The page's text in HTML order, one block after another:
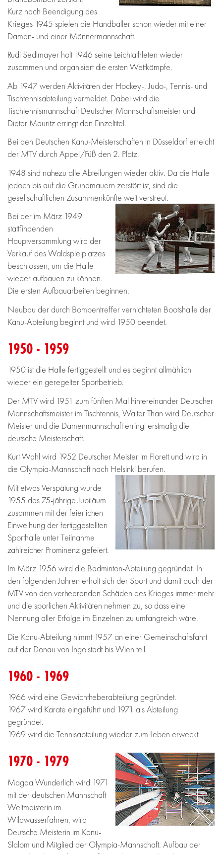
Kurz nach Beendigung des
Krieges 1945 spielen die Handballer schon wieder mit einer
Damen- und einer Männermannschaft.
Rudi Sedlmayer holt 1946 seine Leichtathleten wieder
zusammen und organisiert die ersten Wettkämpfe.
Ab 1947 werden Aktivitäten der Hockey-, Judo-, Tennis- und
Tischtennisabteilung vermeldet. Dabei wird die
Tischtennismannschaft Deutscher Mannschaftsmeister und
Dieter Mauritz erringt den Einzeltitel.
Bei den Deutschen Kanu-Meisterschaften in Düsseldorf erreicht
der MTV durch Appel/Füß den 2. Platz.
1948 sind nahezu alle Abteilungen wieder aktiv. Da die Halle
jedoch bis auf die Grundmauern zerstört ist, sind die
gesellschaftlichen Zusammenkünfte weit verstreut.
Bei der im März 1949
stattfindenden
Hauptversammlung wird der
Verkauf des Waldspielplatzes
beschlossen, um die Halle
wieder aufbauen zu können.
Die ersten Aufbauarbeiten beginnen.
Neubau der durch Bombentreffer vernichteten Bootshalle der
Kanu-Abteilung beginnt und wird 1950 beendet.
1950 - 1959
1950 ist die Halle fertiggestellt und es beginnt allmählich
wieder ein geregelter Sportbetrieb.
Der MTV wird 1951 zum fünften Mal hintereinander Deutscher
Mannschaftsmeister im Tischtennis, Walter Than wird Deutscher
Meister und die Damenmannschaft erringt erstmalig die
deutsche Meisterschaft.
Kurt Wahl wird 1952 Deutscher Meister im Florett und wird in
die Olympia-Mannschaft nach Helsinki berufen.
Mit etwas Verspätung wurde
1955 das 75-jährige Jubiläum
zusammen mit der feierlichen
Einweihung der fertiggestellten
Sporthalle unter Teilnahme
zahlreicher Prominenz gefeiert.
Im März 1956 wird die Badminton-Abteilung gegründet. In
den folgenden Jahren erholt sich der Sport und damit auch der
MTV von den verheerenden Schäden des Krieges immer mehr
und die sporlichen Aktivitäten nehmen zu, so dass eine
Nennung aller Erfolge im Einzelnen zu umfangreich wäre.
Die Kanu-Abteilung nimmt 1957 an einer Gemeinschaftsfahrt
auf der Donau von Ingolstadt bis Wien teil.
1960 - 1969
1966 wird eine Gewichtheberabteilung gegründet.
1967 wird Karate eingeführt und 1971 als Abteilung
gegründet.
1969 wird die Tennisabteilung wieder zum Leben erweckt.
1970 - 1979
Magda Wunderlich wird 1971
mit der deutschen Mannschaft
Weltmeisterin im
Wildwasserfahren, wird
Deutsche Meisterin im Kanu-
Slalom und Mitglied der Olympia-Mannschaft. Aufbau der